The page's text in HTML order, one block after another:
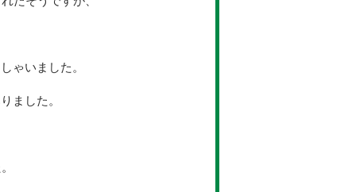
ゃいました。
ました。